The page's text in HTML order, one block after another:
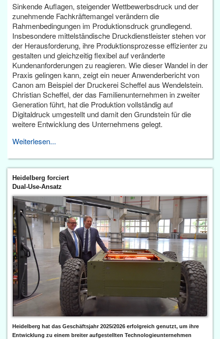
Sinkende Auflagen, steigender Wettbewerbsdruck und der
zunehmende Fachkräftemangel verändern die
Rahmenbedingungen im Produktionsdruck grundlegend.
Insbesondere mittelständische Druckdienstleister stehen vor
der Herausforderung, ihre Produktionsprozesse effizienter zu
gestalten und gleichzeitig flexibel auf veränderte
Kundenanforderungen zu reagieren. Wie dieser Wandel in der
Praxis gelingen kann, zeigt ein neuer Anwenderbericht von
Canon am Beispiel der Druckerei Scheffel aus Wendelstein.
Christian Scheffel, der das Familienunternehmen in zweiter
Generation führt, hat die Produktion vollständig auf
Digitaldruck umgestellt und damit den Grundstein für die
weitere Entwicklung des Unternehmens gelegt.
Weiterlesen...
Heidelberg forciert
Dual-Use-Ansatz
Heidelberg hat das Geschäftsjahr 2025/2026 erfolgreich genutzt, um ihre
Entwicklung zu einem breiter aufgestellten Technologieunternehmen